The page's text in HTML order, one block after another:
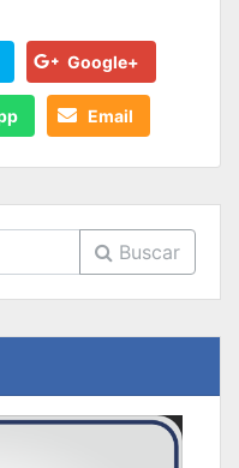
Google+
Email
Buscar